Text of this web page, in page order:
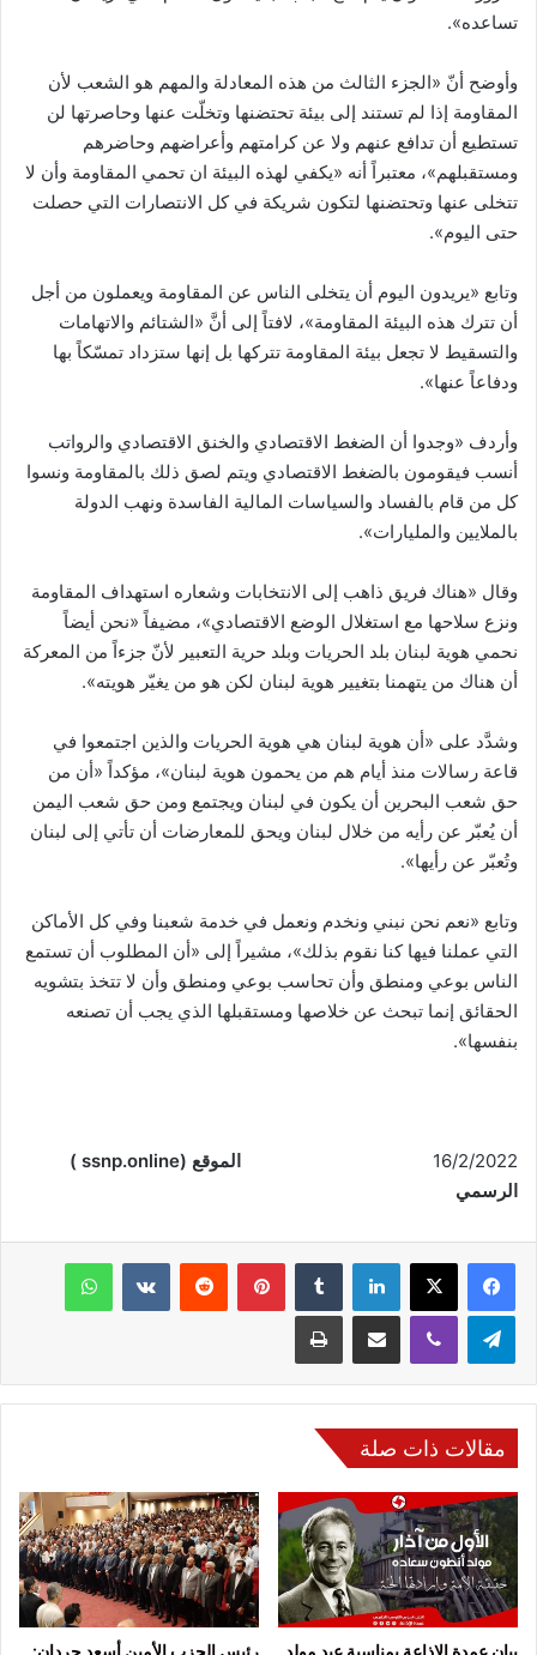
تساعده».
وأوضح أنّ «الجزء الثالث من هذه المعادلة والمهم هو الشعب لأن
المقاومة إذا لم تستند إلى بيئة تحتضنها وتخلّت عنها وحاصرتها لن
تستطيع أن تدافع عنهم ولا عن كرامتهم وأعراضهم وحاضرهم
ومستقبلهم»، معتبراً أنه «يكفي لهذه البيئة ان تحمي المقاومة وأن لا
تتخلى عنها وتحتضنها لتكون شريكة في كل الانتصارات التي حصلت
حتى اليوم».
وتابع «يريدون اليوم أن يتخلى الناس عن المقاومة ويعملون من أجل
أن تترك هذه البيئة المقاومة»، لافتاً إلى أنَّ «الشتائم والاتهامات
والتسقيط لا تجعل بيئة المقاومة تتركها بل إنها ستزداد تمسّكاً بها
ودفاعاً عنها».
وأردف «وجدوا أن الضغط الاقتصادي والخنق الاقتصادي والرواتب
أنسب فيقومون بالضغط الاقتصادي ويتم لصق ذلك بالمقاومة ونسوا
كل من قام بالفساد والسياسات المالية الفاسدة ونهب الدولة
بالملايين والمليارات».
وقال «هناك فريق ذاهب إلى الانتخابات وشعاره استهداف المقاومة
ونزع سلاحها مع استغلال الوضع الاقتصادي»، مضيفاً «نحن أيضاً
نحمي هوية لبنان بلد الحريات وبلد حرية التعبير لأنّ جزءاً من المعركة
أن هناك من يتهمنا بتغيير هوية لبنان لكن هو من يغيّر هويته».
وشدَّد على «أن هوية لبنان هي هوية الحريات والذين اجتمعوا في
قاعة رسالات منذ أيام هم من يحمون هوية لبنان»، مؤكداً «أن من
حق شعب البحرين أن يكون في لبنان ويجتمع ومن حق شعب اليمن
أن يُعبّر عن رأيه من خلال لبنان ويحق للمعارضات أن تأتي إلى لبنان
وتُعبّر عن رأيها».
وتابع «نعم نحن نبني ونخدم ونعمل في خدمة شعبنا وفي كل الأماكن
التي عملنا فيها كنا نقوم بذلك»، مشيراً إلى «أن المطلوب أن تستمع
الناس بوعي ومنطق وأن تحاسب بوعي ومنطق وأن لا تتخذ بتشويه
الحقائق إنما تبحث عن خلاصها ومستقبلها الذي يجب أن تصنعه
بنفسها».
16/2/2022 الموقع (ssnp.online )
الرسمي
فيسبوك لينكدإن بينتيريست
مقالات ذات صلة
بيان عمدة الإذاعة بمناسبة عيد مولد رئيس الحزب الأمين أسعد حردان: